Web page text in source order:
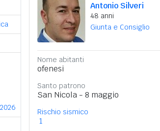
Antonio Silveri
48 anni
Giunta e Consiglio
Nome abitanti
ofenesi
Santo patrono
San Nicola - 8 maggio
Rischio sismico
1